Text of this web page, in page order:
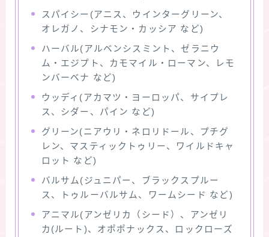
スパイシー(アニス、ウインターグリーン、
オレガノ、シナモン・カッシア など)
ハーバル(アルベンシスミント、ゼラニウ
ム・エジプト、カモマイル・ローマン、レモ
ンバーベナ など)
ウッディ(アカマツ・ヨーロッパ、サイプレ
ス、シダー、パイン など)
グリーン(ニアウリ・ネロリドール、プチグ
レン、マスティックトゥリー、ワイルドキャ
ロット など)
バルサム(ジュニパー、ブラックスプルー
ス、トゥルーバルサム、ワームシード など)
アニマル(アンゼリカ（シード）、アンゼリ
カ(ルート)、オポポナックス、ロックローズ